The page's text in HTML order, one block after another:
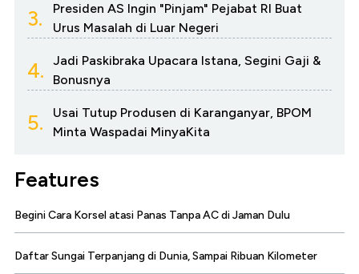
3.
Presiden AS Ingin "Pinjam" Pejabat RI Buat
Urus Masalah di Luar Negeri
4.
Jadi Paskibraka Upacara Istana, Segini Gaji &
Bonusnya
5.
Usai Tutup Produsen di Karanganyar, BPOM
Minta Waspadai MinyaKita
Features
Begini Cara Korsel atasi Panas Tanpa AC di Jaman Dulu
Daftar Sungai Terpanjang di Dunia, Sampai Ribuan Kilometer